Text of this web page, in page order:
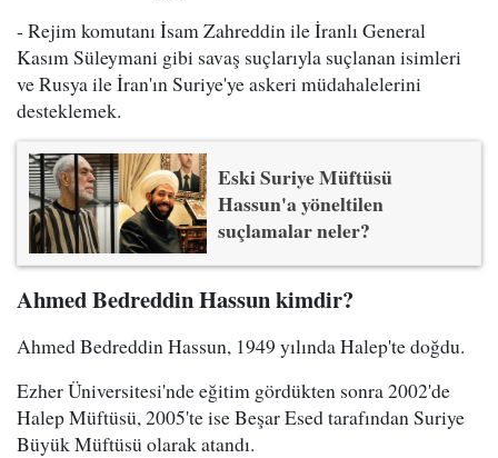
- Rejim komutanı İsam Zahreddin ile İranlı General
Kasım Süleymani gibi savaş suçlarıyla suçlanan isimleri
ve Rusya ile İran'ın Suriye'ye askeri müdahalelerini
desteklemek.
Eski Suriye Müftüsü
Hassun'a yöneltilen
suçlamalar neler?
Ahmed Bedreddin Hassun kimdir?
Ahmed Bedreddin Hassun, 1949 yılında Halep'te doğdu.
Ezher Üniversitesi'nde eğitim gördükten sonra 2002'de
Halep Müftüsü, 2005'te ise Beşar Esed tarafından Suriye
Büyük Müftüsü olarak atandı.